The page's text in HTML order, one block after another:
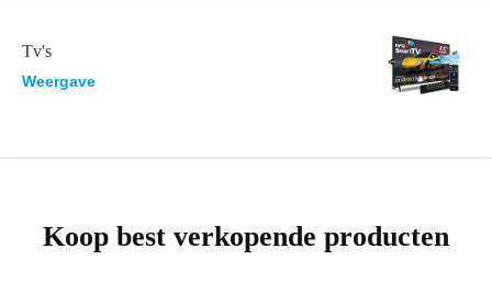
Tv's
Weergave
Koop best verkopende producten